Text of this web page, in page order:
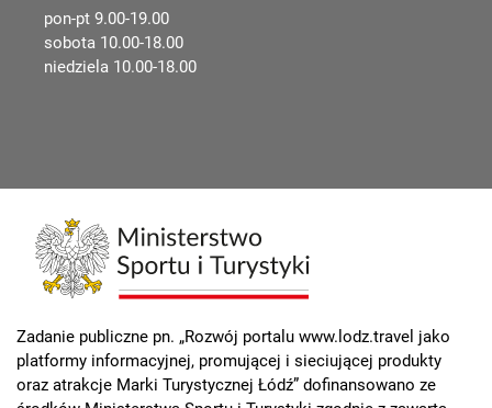
pon-pt 9.00-19.00
sobota 10.00-18.00
niedziela 10.00-18.00
Zadanie publiczne pn. „Rozwój portalu www.lodz.travel jako
platformy informacyjnej, promującej i sieciującej produkty
oraz atrakcje Marki Turystycznej Łódź” dofinansowano ze